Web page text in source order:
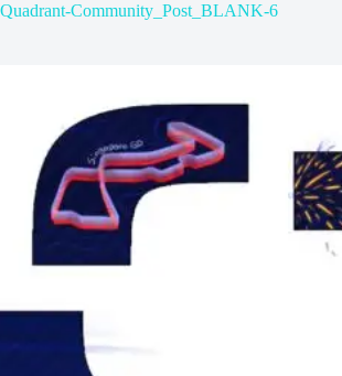
Quadrant-Community_Post_BLANK-6